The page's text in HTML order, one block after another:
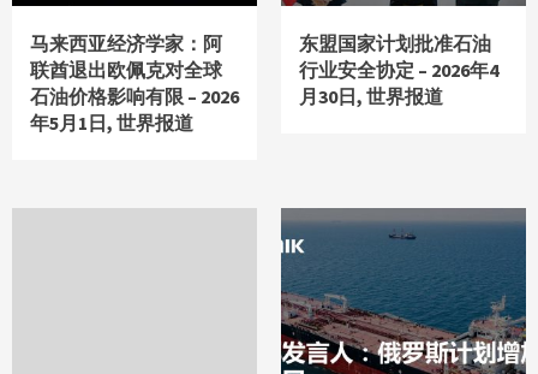
马来西亚经济学家：阿
联酋退出欧佩克对全球
石油价格影响有限 – 2026
年5月1日, 世界报道
东盟国家计划批准石油
行业安全协定 – 2026年4
月30日, 世界报道